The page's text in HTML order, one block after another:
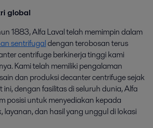
global
1883, Alfa Laval telah memimpin dalam
sentrifugaldengan terobosan terus
centrifuge berkinerja tinggi kami
Kami telah memiliki pengalaman
dan produksi decanter centrifuge sejak
dengan fasilitas di seluruh dunia, Alfa
posisi untuk menyediakan kepada
layanan, dan hasil yang unggul di lokasi